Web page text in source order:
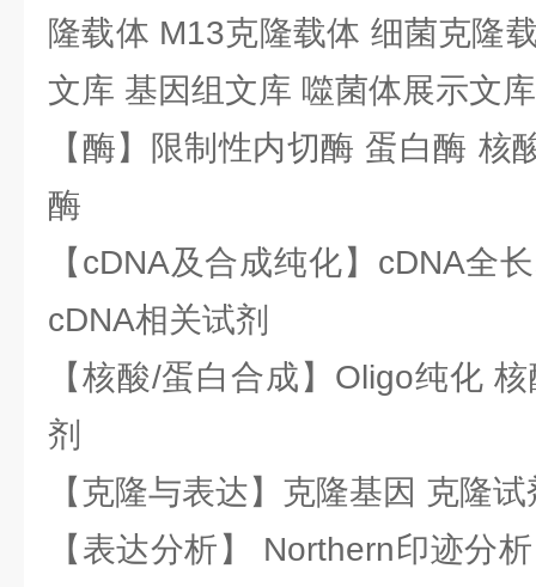
隆载体 M13克隆载体 细菌克隆
文库 基因组文库 噬菌体展示文库
【酶】限制性内切酶 蛋白酶 核
酶
【cDNA及合成纯化】cDNA全
cDNA相关试剂
【核酸/蛋白合成】Oligo纯化
剂
【克隆与表达】克隆基因 克隆
【表达分析】 Northern印迹分